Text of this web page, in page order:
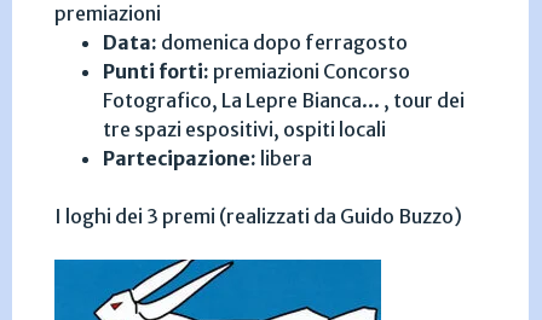
premiazioni
Data: domenica dopo ferragosto
Punti forti: premiazioni Concorso
Fotografico, La Lepre Bianca... , tour dei
tre spazi espositivi, ospiti locali
Partecipazione: libera
I loghi dei 3 premi (realizzati da Guido Buzzo)